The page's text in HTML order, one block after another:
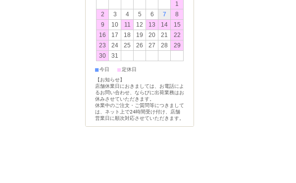
1
2
3 4 5 6 7
8
9
10 11 12 13 14
15
16
17 18 19 20 21
22
23
24 25 26 27 28
29
30
31
■今日 ■定休日
【お知らせ】
店舗休業日におきましては、お電話によ
るお問い合わせ、ならびに出荷業務はお
休みさせていただきます。
休業中のご注文・ご質問等につきまして
は、ネット上で24時間受け付け、店舗
営業日に順次対応させていただきます。